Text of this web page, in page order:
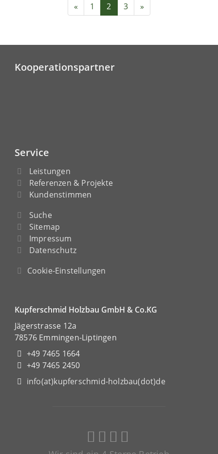
« 1 2 3 »
Kooperationspartner
Service
Leistungen
Referenzen & Projekte
Kundenstimmen
Suche
Sitemap
Impressum
Datenschutz
Cookie-Einstellungen
Kupferschmid Holzbau GmbH & Co.KG
Jägerstrasse 12a
78576 Emmingen-Liptingen
+49 7465 1664
+49 7465 2450
info(at)kupferschmid-holzbau(dot)de